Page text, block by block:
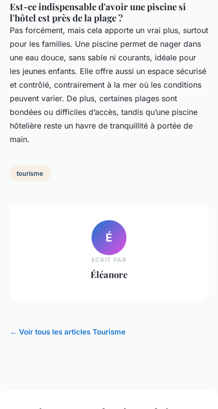
Est-ce indispensable d'avoir une piscine si
l'hôtel est près de la plage ?
Pas forcément, mais cela apporte un vrai plus, surtout
pour les familles. Une piscine permet de nager dans
une eau douce, sans sable ni courants, idéale pour
les jeunes enfants. Elle offre aussi un espace sécurisé
et contrôlé, contrairement à la mer où les conditions
peuvent varier. De plus, certaines plages sont
bondées ou difficiles d’accès, tandis qu’une piscine
hôtelière reste un havre de tranquillité à portée de
main.
tourisme
É
ECRIT PAR
Éléanore
← Voir tous les articles Tourisme